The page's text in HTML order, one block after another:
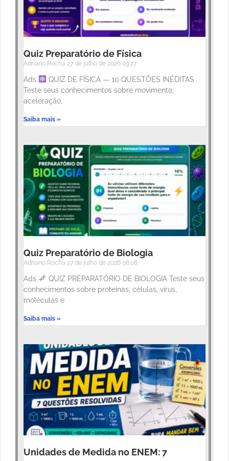
Quiz Preparatório de Física
Adriano Rocha 27 de julho de 2026 09:27
Ads
QUIZ DE FÍSICA — 10 QUESTÕES INÉDITAS
Teste seus conhecimentos sobre movimento,
aceleração,
Saiba mais »
Quiz Preparatório de Biologia
Adriano Rocha 27 de julho de 2026 08:08
Ads
QUIZ PREPARATÓRIO DE BIOLOGIA Teste seus
conhecimentos sobre proteínas, células, vírus,
moléculas e
Saiba mais »
Unidades de Medida no ENEM: 7